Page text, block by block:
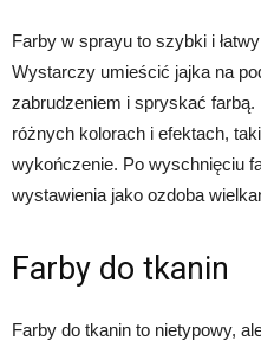
Farby w sprayu to szybki i
Wystarczy umieścić jajka na
zabrudzeniem i spryskać
różnych kolorach i efektach,
wykończenie. Po wyschnięciu
wystawienia jako ozdoba
Farby do tkanin
Farby do tkanin to nietypowy,